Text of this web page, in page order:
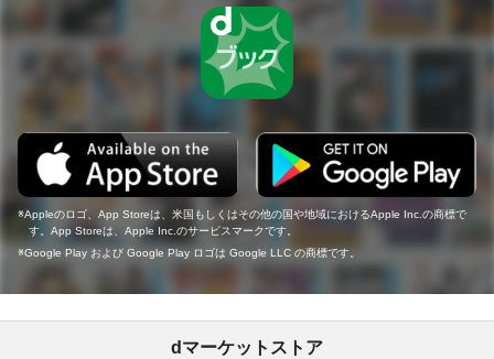
Appleのロゴ、App Storeは、米国もしくはその他の国や地域におけるApple Inc.の商標で
す。App Storeは、Apple Inc.のサービスマークです。
Google Play および Google Play ロゴは Google LLC の商標です。
dマーケットストア